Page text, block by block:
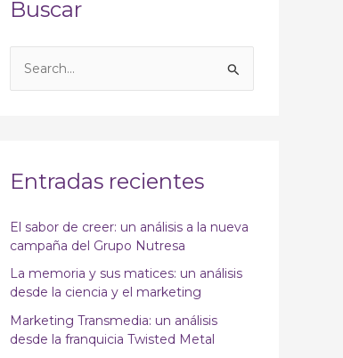
Buscar
a
p
o
r
:
Entradas recientes
El sabor de creer: un análisis a la nueva
campaña del Grupo Nutresa
La memoria y sus matices: un análisis
desde la ciencia y el marketing
Marketing Transmedia: un análisis
desde la franquicia Twisted Metal